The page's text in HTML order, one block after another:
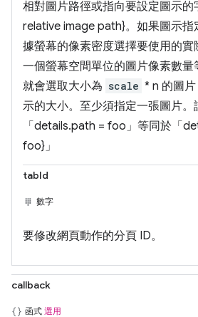
相對圖片路徑或指向要設定圖示的
relative image path}。如果圖示指
據螢幕的像素密度選擇要使用的實
一個螢幕空間單位的圖片像素數量
就會選取大小為 scale * n 的圖
示的大小。至少須指定一張圖片。
「details.path = foo」等同於「
foo}」
tabId
數字
要修改網頁動作的分頁 ID。
callback
函式 選用